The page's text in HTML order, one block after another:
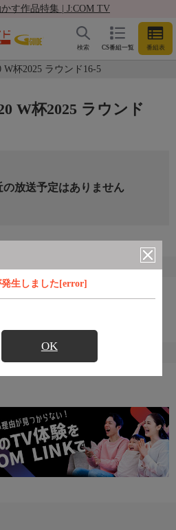
す作品特集 | J:COM TV
CS番組一覧 番組表
検索
杯2025 ラウンド16-5
生しました[error]
OK
W杯2025 ラウンド
の放送予定はありません
組